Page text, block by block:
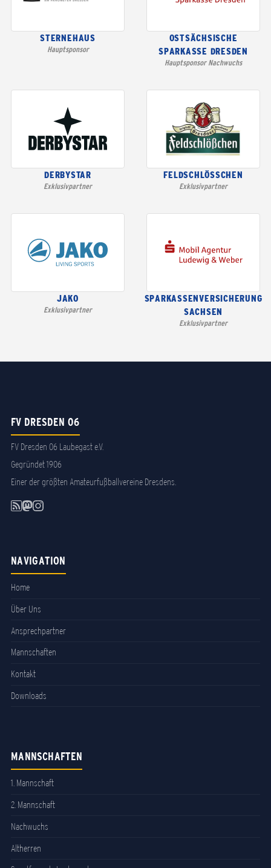
STERNEHAUS
Hauptsponsor
OSTSÄCHSISCHE
SPARKASSE DRESDEN
Hauptsponsor Nachwuchs
DERBYSTAR
Exklusivpartner
FELDSCHLÖSSCHEN
Exklusivpartner
JAKO
Exklusivpartner
SPARKASSENVERSICHERUNG
SACHSEN
Exklusivpartner
FV DRESDEN 06
FV Dresden 06 Laubegast e.V.
Gegründet 1906
Einer der größten Amateurfußballvereine Dresdens.
NAVIGATION
Home
Über Uns
Ansprechpartner
Mannschaften
Kontakt
Downloads
MANNSCHAFTEN
1. Mannschaft
2. Mannschaft
Nachwuchs
Altherren